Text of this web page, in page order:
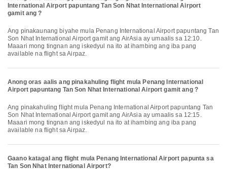
International Airport papuntang Tan Son Nhat International Airport
gamit ang ?
Ang pinakaunang biyahe mula Penang International Airport papuntang Tan
Son Nhat International Airport gamit ang AirAsia ay umaalis sa 12:10.
Maaari mong tingnan ang iskedyul na ito at ihambing ang iba pang
available na flight sa Airpaz.
Anong oras aalis ang pinakahuling flight mula Penang International
Airport papuntang Tan Son Nhat International Airport gamit ang ?
Ang pinakahuling flight mula Penang International Airport papuntang Tan
Son Nhat International Airport gamit ang AirAsia ay umaalis sa 12:15.
Maaari mong tingnan ang iskedyul na ito at ihambing ang iba pang
available na flight sa Airpaz.
Gaano katagal ang flight mula Penang International Airport papunta sa
Tan Son Nhat International Airport?